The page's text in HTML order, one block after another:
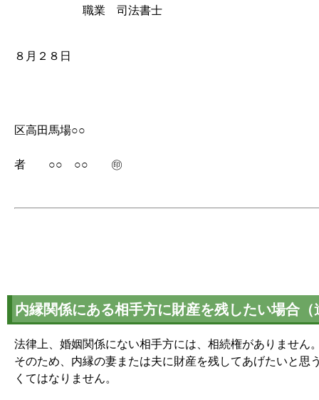
職業 司法書士
８月２８日
区高田馬場○○
者 ○○ ○○ ㊞
内縁関係にある相手方に財産を残したい場合
法律上、婚姻関係にない相手方には、相続権がありません
そのため、内縁の妻または夫に財産を残してあげたいと思
くてはなりません。